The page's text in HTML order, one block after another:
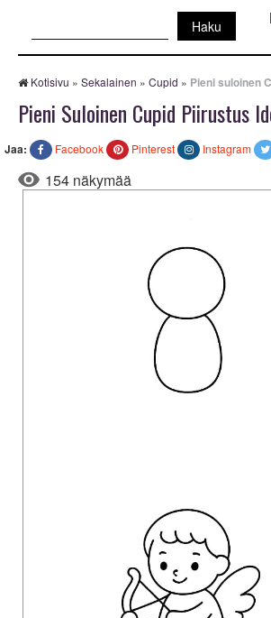
Kotisivu » Sekalainen » Cupid » Pieni suloinen
Pieni Suloinen Cupid Piirustus
Jaa: Facebook Pinterest Instagram
154 näkymää